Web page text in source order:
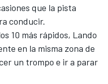
que la pista
conducir.
10 más rápidos, Lando
en la misma zona de
un trompo e ir a parar